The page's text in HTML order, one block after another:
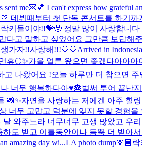
sent me💌💕 I can't express how grateful
데뷔때부터 첫 단독 콘서트를 하기
키들이야!!💝🥹 정말 많이 사랑합니
다고 말하고 싶었어요 그만큼 보답해
가자!!사랑해!!!🤍🤍Arrived in
휴🌕✨가을 얼른 왔으면 좋겠다아아아
고 나왔어요 !오늘 하루만 더 참으면
너무 행복하다아♥️🎂벌써 투어 끝난
📸✨자연을 사랑하는 저에겐 아주 힐
너무 고맙고 덕분에 잊지 못할 경험
와주느라 너무너무 고생 많았고 우
하도 받고 이틀동안이나 듬뿍 더 받
amazing day wi...LA photo dump🫶🏼